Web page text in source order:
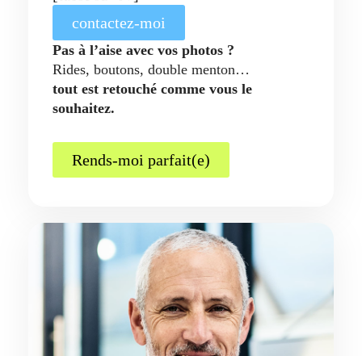
contactez-moi
Pas à l’aise avec vos photos ?
Rides, boutons, double menton…
tout est retouché comme vous le
souhaitez.
Rends-moi parfait(e)